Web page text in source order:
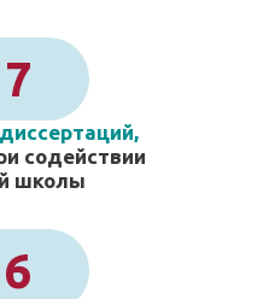
содействии
школы